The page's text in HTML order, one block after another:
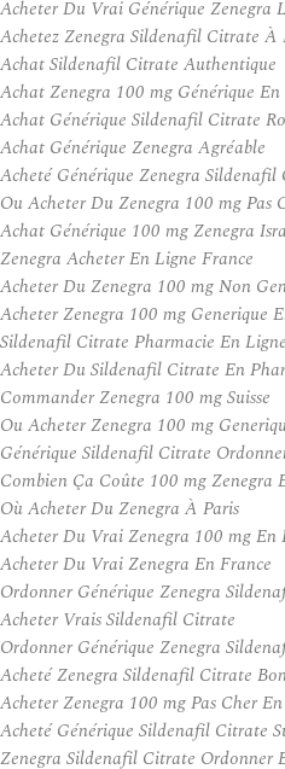
Acheter Du Vrai Générique Zenegra
Achetez Zenegra Sildenafil Citrate À
Achat Sildenafil Citrate Authentique
Achat Zenegra 100 mg Générique En
Achat Générique Sildenafil Citrate
Achat Générique Zenegra Agréable
Acheté Générique Zenegra
Ou Acheter Du Zenegra 100 mg Pas
Achat Générique 100 mg Zenegra
Zenegra Acheter En Ligne France
Acheter Du Zenegra 100 mg Non
Acheter Zenegra 100 mg Generique
Sildenafil Citrate Pharmacie En
Acheter Du Sildenafil Citrate En
Commander Zenegra 100 mg Suisse
Ou Acheter Zenegra 100 mg
Générique Sildenafil Citrate
Combien Ça Coûte 100 mg Zenegra
Où Acheter Du Zenegra À Paris
Acheter Du Vrai Zenegra 100 mg En
Acheter Du Vrai Zenegra En France
Ordonner Générique Zenegra
Acheter Vrais Sildenafil Citrate
Ordonner Générique Zenegra
Acheté Zenegra Sildenafil Citrate
Acheter Zenegra 100 mg Pas Cher
Acheté Générique Sildenafil Citrate
Zenegra Sildenafil Citrate Ordonner